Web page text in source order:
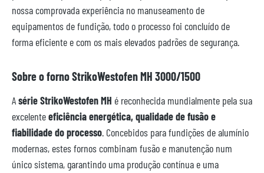
nossa comprovada experiência no manuseamento de
equipamentos de fundição, todo o processo foi concluído de
forma eficiente e com os mais elevados padrões de segurança.
Sobre o forno StrikoWestofen MH 3000/1500
Asérie StrikoWestofen MH é reconhecida mundialmente pela sua
excelenteeficiência energética, qualidade de fusão e
fiabilidade do processo. Concebidos para fundições de alumínio
modernas, estes fornos combinam fusão e manutenção num
único sistema, garantindo uma produção contínua e uma